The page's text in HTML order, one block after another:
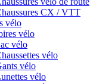
CX / VTT
vélo
vélo
vélo
vélo
vélo
vélo